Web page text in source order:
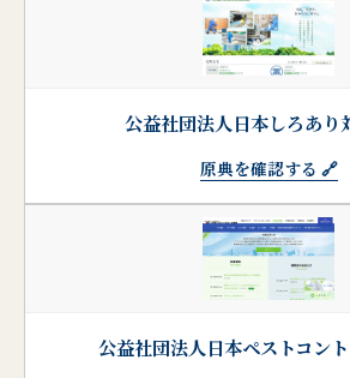
公益社団法人日本しろあり
原典を確認する 🔗
公益社団法人日本ペストコン